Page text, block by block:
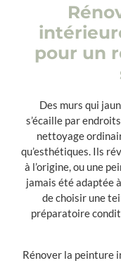
pour un
Des murs qui
s’écaille par
nettoyage
qu’esthétiques. Ils
à l’origine, ou une
jamais été adaptée
de choisir une
préparatoire
Rénover la peinture